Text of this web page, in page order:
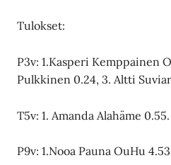
Tulokset:
P3v: 1.Kasperi Kemppainen
Pulkkinen 0.24, 3. Altti
T5v: 1. Amanda Alahäme 0.55.
P9v: 1.Nooa Pauna OuHu